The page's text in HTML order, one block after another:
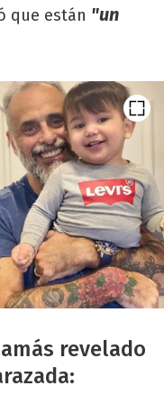
que están "un
revelado